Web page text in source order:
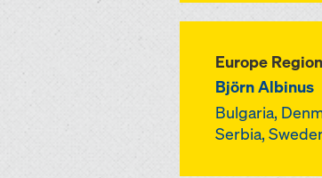
Europe
Björn Albinus
Bulgaria,
Serbia,